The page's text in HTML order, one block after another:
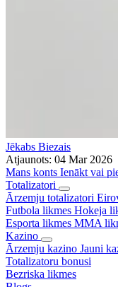
Jēkabs Biezais
Atjaunots: 04 Mar 2026
Mans konts Ienākt vai
Totalizatori
Ārzemju totalizatori
Futbola likmes Hokeja
Esporta likmes MMA
Kazino
Ārzemju kazino Jauni
Totalizatoru bonusi
Bezriska likmes